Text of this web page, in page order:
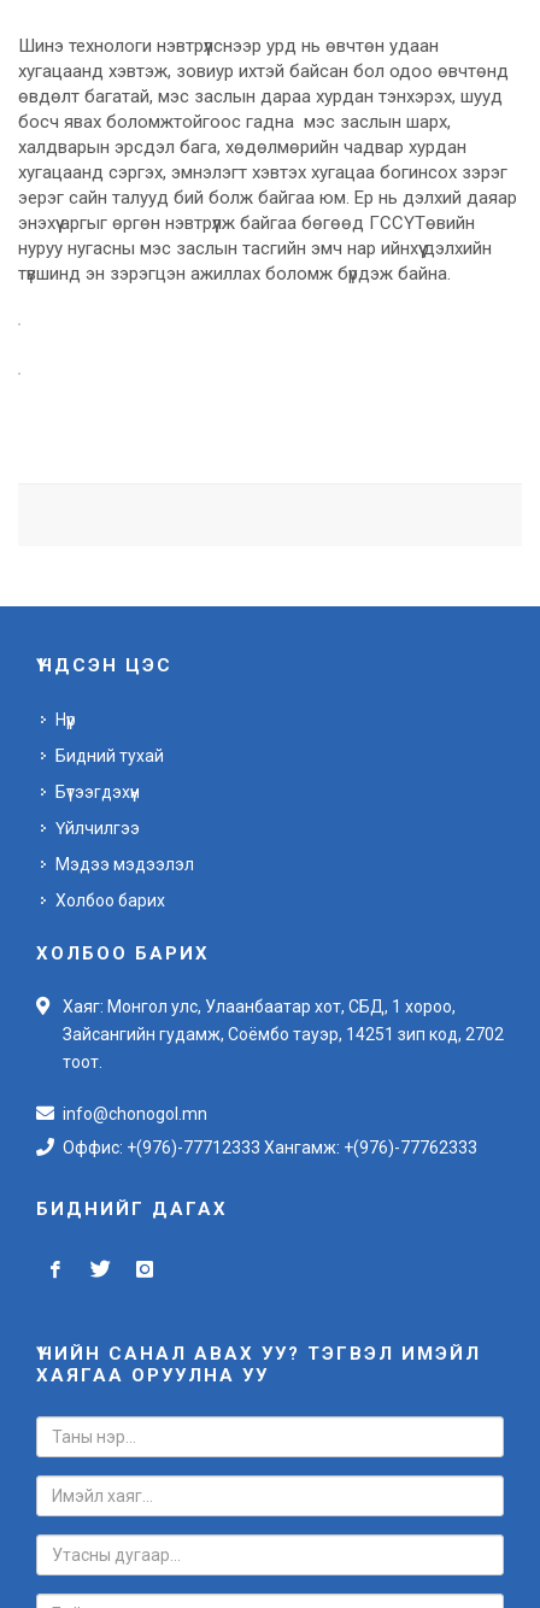
Шинэ технологи нэвтрүүлснээр урд нь өвчтөн удаан
хугацаанд хэвтэж, зовиур ихтэй байсан бол одоо өвчтөнд
өвдөлт багатай, мэс заслын дараа хурдан тэнхэрэх, шууд
босч явах боломжтойгоос гадна мэс заслын шарх,
халдварын эрсдэл бага, хөдөлмөрийн чадвар хурдан
хугацаанд сэргэх, эмнэлэгт хэвтэх хугацаа богинсох зэрэг
эерэг сайн талууд бий болж байгаа юм. Ер нь дэлхий даяар
энэхүү аргыг өргөн нэвтрүүлж байгаа бөгөөд ГССҮТөвийн
нуруу нугасны мэс заслын тасгийн эмч нар ийнхүү дэлхийн
түвшинд эн зэрэгцэн ажиллах боломж бүрдэж байна.
ҮНДСЭН ЦЭС
Нүүр
Бидний тухай
Бүтээгдэхүүн
Үйлчилгээ
Мэдээ мэдээлэл
Холбоо барих
ХОЛБОО БАРИХ
Хаяг: Монгол улс, Улаанбаатар хот, СБД, 1 хороо,
Зайсангийн гудамж, Соёмбо тауэр, 14251 зип код, 2702
тоот.
info@chonogol.mn
Оффис: +(976)-77712333 Хангамж: +(976)-77762333
БИДНИЙГ ДАГАХ
ҮНИЙН САНАЛ АВАХ УУ? ТЭГВЭЛ ИМЭЙЛ
ХАЯГАА ОРУУЛНА УУ